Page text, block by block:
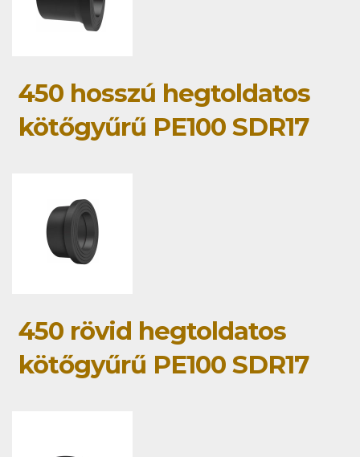
450 hosszú hegtoldatos
kötőgyűrű PE100 SDR17
450 rövid hegtoldatos
kötőgyűrű PE100 SDR17